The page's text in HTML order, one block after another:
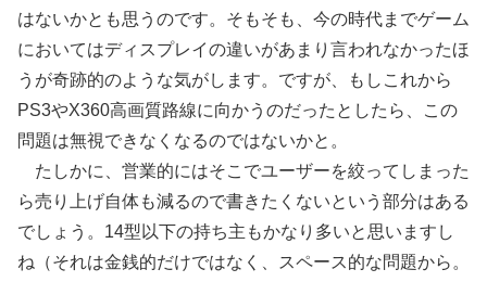
はないかとも思うのです。そもそも、今の時代までゲーム
においてはディスプレイの違いがあまり言われなかったほ
うが奇跡的のような気がします。ですが、もしこれから
PS3やX360高画質路線に向かうのだったとしたら、この
問題は無視できなくなるのではないかと。
たしかに、営業的にはそこでユーザーを絞ってしまった
ら売り上げ自体も減るので書きたくないという部分はある
でしょう。14型以下の持ち主もかなり多いと思いますし
ね（それは金銭的だけではなく、スペース的な問題から。